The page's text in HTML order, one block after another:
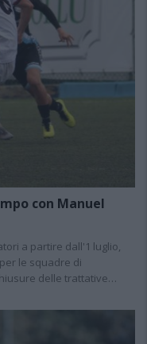
con Manuel
a partire dall'1 luglio,
le squadre di
delle trattative…